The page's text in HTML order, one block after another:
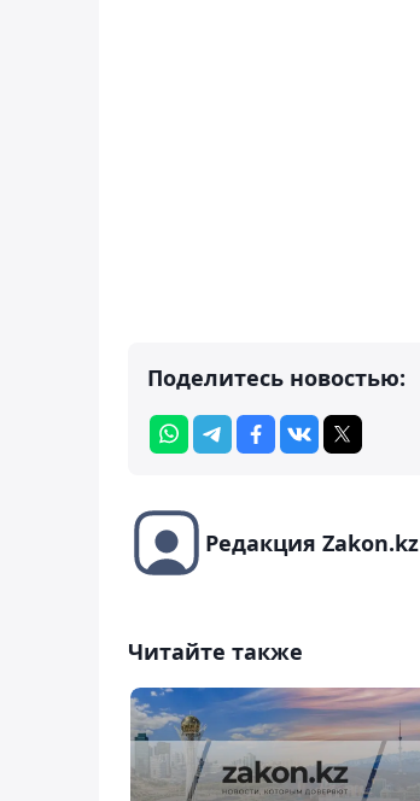
Поделитесь новостью:
Редакция Zakon.kz
Читайте также